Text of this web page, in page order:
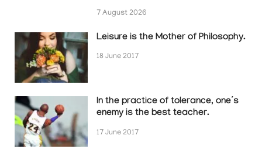
7 August 2026
Leisure is the Mother of Philosophy.
18 June 2017
In the practice of tolerance, one’s
enemy is the best teacher.
17 June 2017